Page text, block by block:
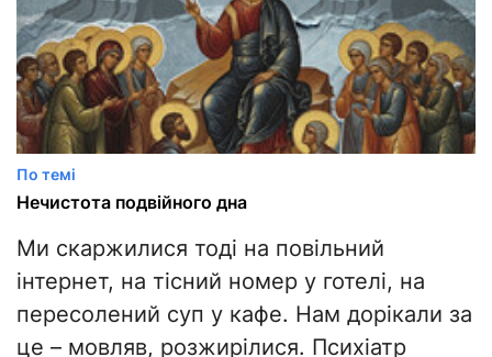
По темі
Нечистота подвійного дна
Ми скаржилися тоді на повільний
інтернет, на тісний номер у готелі, на
пересолений суп у кафе. Нам дорікали за
це – мовляв, розжирілися. Психіатр